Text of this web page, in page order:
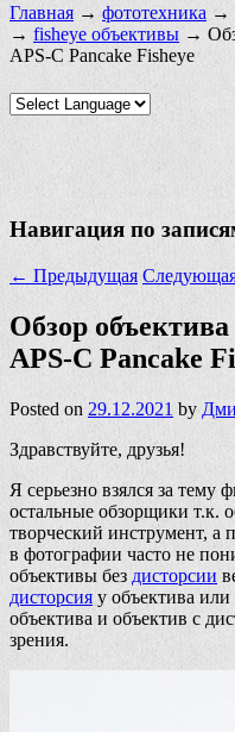
Главная → фототехника →
→ fisheye объективы →
APS-C Pancake Fisheye
Навигация по
← Предыдущая
Обзор
APS-C Pancake
Posted on 29.12.2021 by
Здравствуйте, друзья!
Я серьезно взялся за
остальные обзорщики т.к.
творческий инструмент, а
в фотографии часто не
объективы без дисторсии
дисторсия у объектива
объектива и объектив с
зрения.